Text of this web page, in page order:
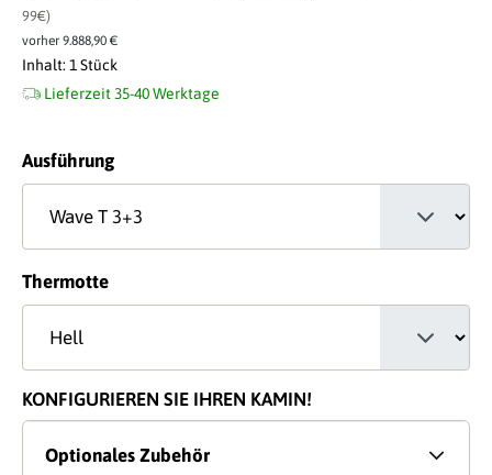
99€)
vorher 9.888,90 €
Inhalt: 1 Stück
Lieferzeit 35-40 Werktage
Ausführungauswählen
Thermotteauswählen
KONFIGURIEREN SIE IHREN KAMIN!
Optionales Zubehör